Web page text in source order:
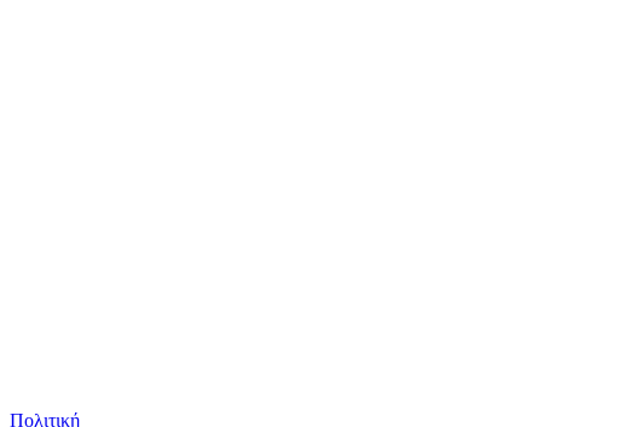
Πολιτική